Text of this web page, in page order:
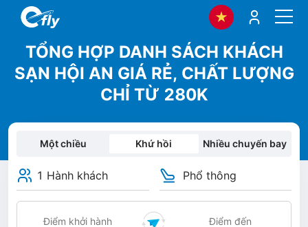
TỔNG HỢP DANH SÁCH KHÁCH
SẠN HỘI AN GIÁ RẺ, CHẤT LƯỢNG
CHỈ TỪ 280K
Một chiều Khứ hồi Nhiều chuyến bay
1 Hành khách Phổ thông